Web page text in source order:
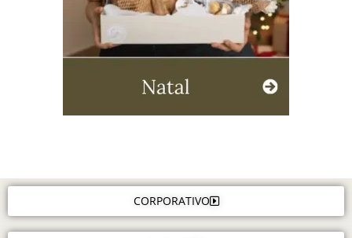
CORPORATIVO